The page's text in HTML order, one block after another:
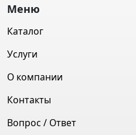
Меню
Каталог
Услуги
О компании
Контакты
Вопрос / Ответ